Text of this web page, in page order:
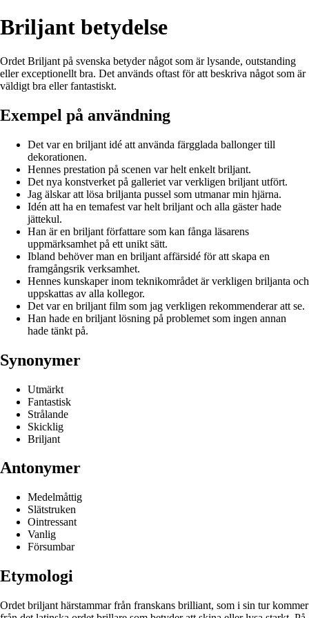
Briljant betydelse
Ordet Briljant på svenska betyder något som är lysande, outstanding
eller exceptionellt bra. Det används oftast för att beskriva något som är
väldigt bra eller fantastiskt.
Exempel på användning
Det var en briljant idé att använda färgglada ballonger till
dekorationen.
Hennes prestation på scenen var helt enkelt briljant.
Det nya konstverket på galleriet var verkligen briljant utfört.
Jag älskar att lösa briljanta pussel som utmanar min hjärna.
Idén att ha en temafest var helt briljant och alla gäster hade
jättekul.
Han är en briljant författare som kan fånga läsarens
uppmärksamhet på ett unikt sätt.
Ibland behöver man en briljant affärsidé för att skapa en
framgångsrik verksamhet.
Hennes kunskaper inom teknikområdet är verkligen briljanta och
uppskattas av alla kollegor.
Det var en briljant film som jag verkligen rekommenderar att se.
Han hade en briljant lösning på problemet som ingen annan
hade tänkt på.
Synonymer
Utmärkt
Fantastisk
Strålande
Skicklig
Briljant
Antonymer
Medelmåttig
Slätstruken
Ointressant
Vanlig
Försumbar
Etymologi
Ordet briljant härstammar från franskans brilliant, som i sin tur kommer